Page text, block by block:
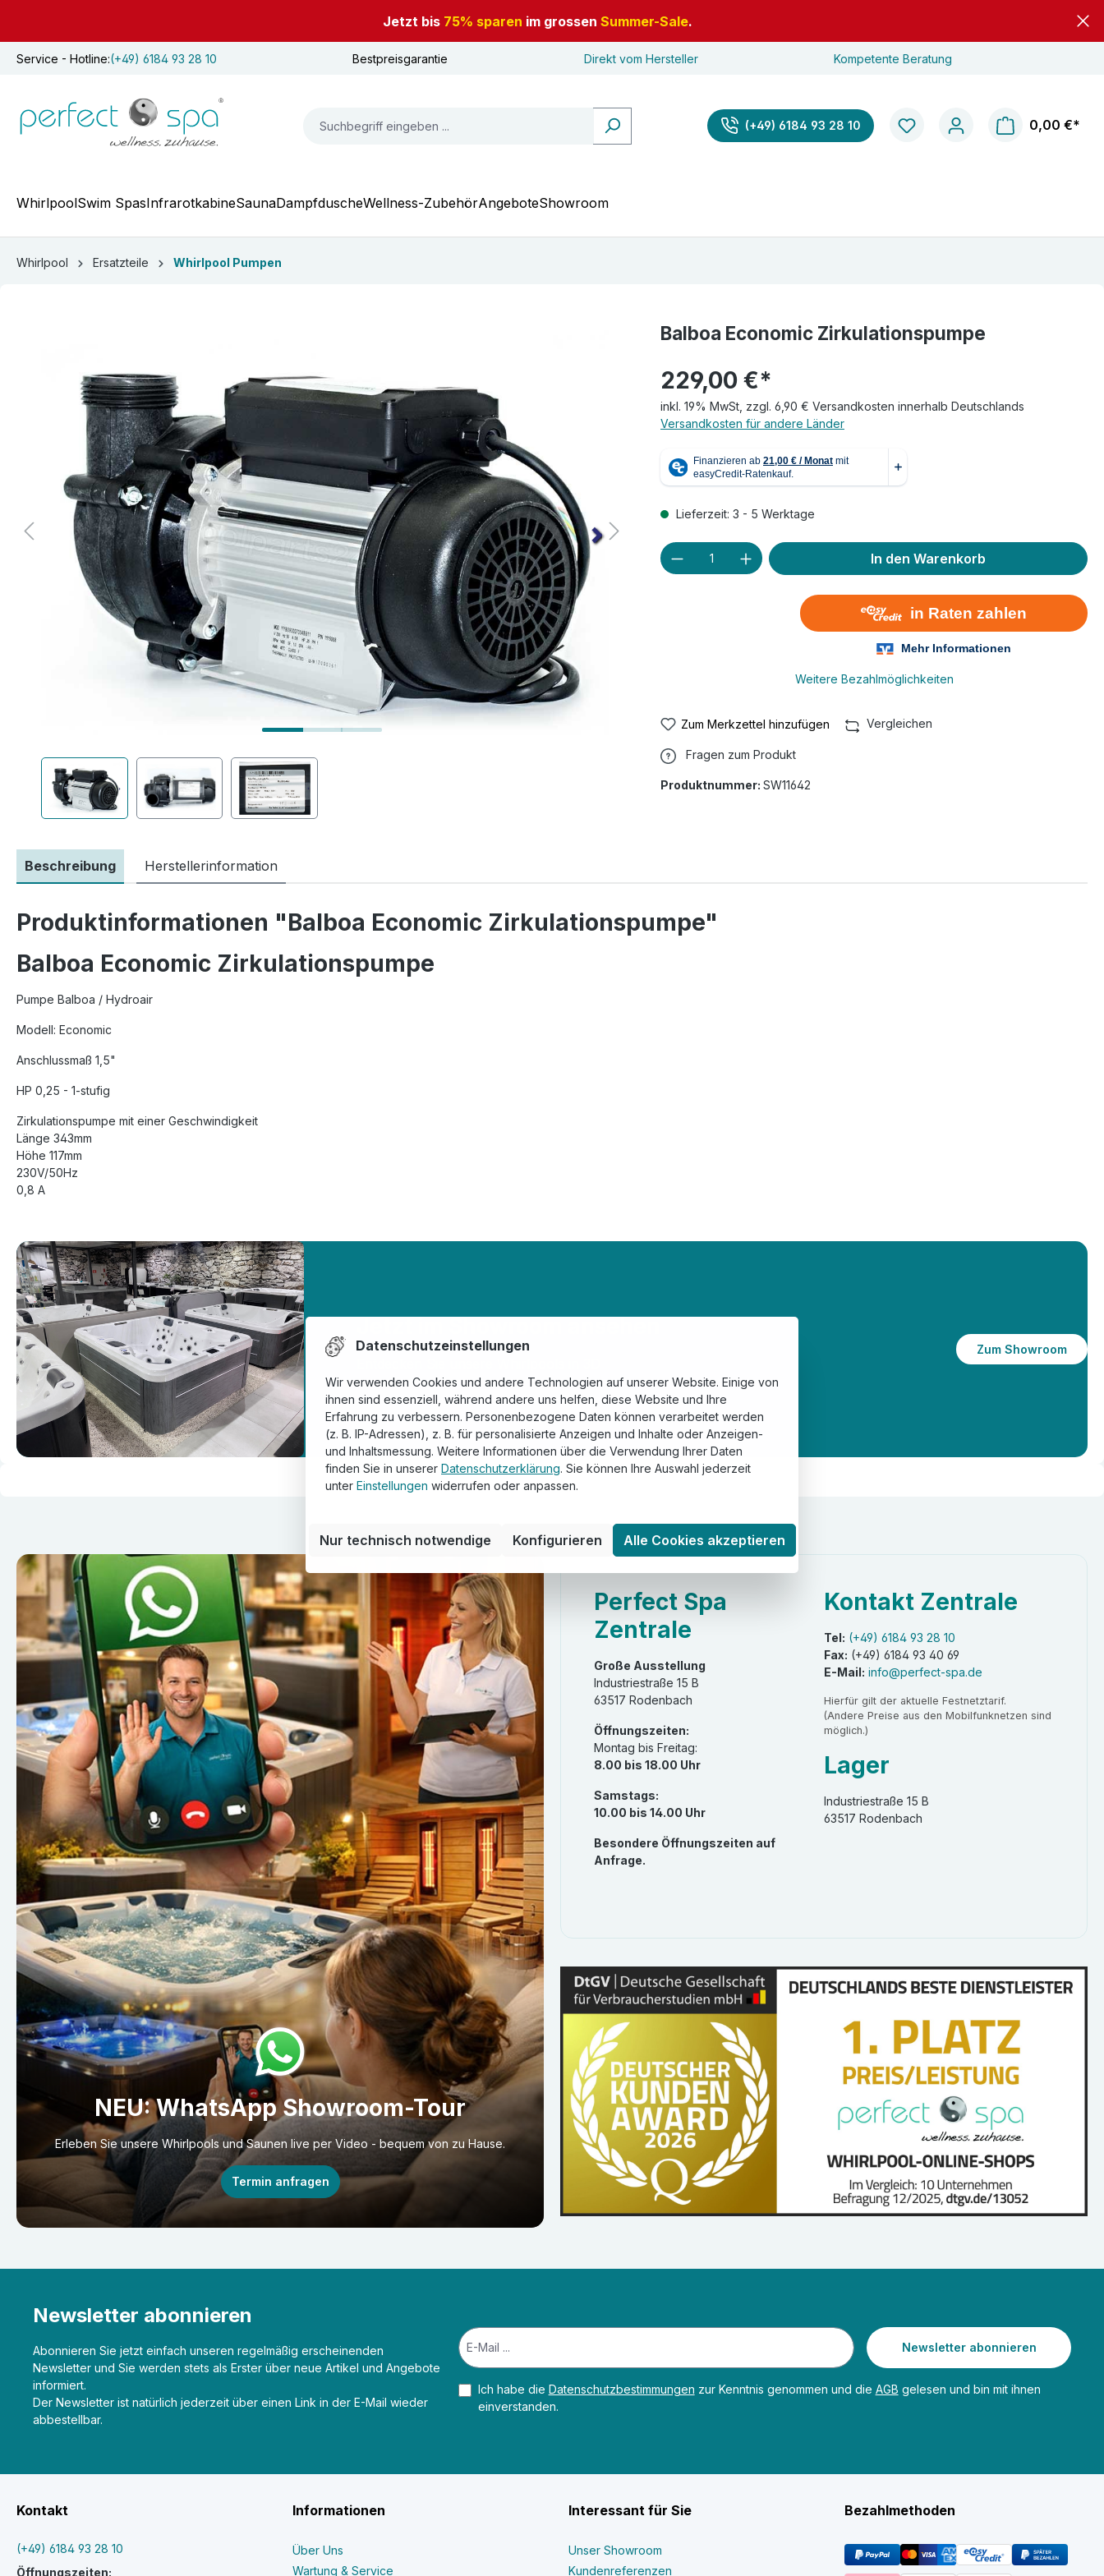
Jetzt bis 75% sparen im grossen Summer-Sale.
Service - Hotline:(+49) 6184 93 28 10 Bestpreisgarantie Direkt vom Hersteller Kompetente Beratung
(+49) 6184 93 28 10 0,00 €*
WhirlpoolSwim SpasInfrarotkabineSaunaDampfduscheWellness-ZubehörAngeboteShowroom
Whirlpool Ersatzteile Whirlpool Pumpen
Balboa Economic Zirkulationspumpe
229,00 €*
inkl. 19% MwSt, zzgl. 6,90 € Versandkosten innerhalb Deutschlands
Versandkosten für andere Länder
Lieferzeit: 3 - 5 Werktage
Produkt Anzahl: Gib den gewünschten Wert
In den Warenkorb
Weitere Bezahlmöglichkeiten
Zum Merkzettel hinzufügen Vergleichen
Fragen zum Produkt
Produktnummer: SW11642
Beschreibung Herstellerinformation
Produktinformationen "Balboa Economic Zirkulationspumpe"
Balboa Economic Zirkulationspumpe
Pumpe Balboa / Hydroair
Modell: Economic
Anschlussmaß 1,5"
HP 0,25 - 1-stufig
Zirkulationspumpe mit einer Geschwindigkeit
Länge 343mm
Höhe 117mm
230V/50Hz
0,8 A
Zum Showroom
NEU: WhatsApp Showroom-Tour
Erleben Sie unsere Whirlpools und Saunen live per Video - bequem von zu Hause.
Termin anfragen
Perfect Spa
Zentrale
Große Ausstellung
Industriestraße 15 B
63517 Rodenbach
Öffnungszeiten:
Montag bis Freitag:
8.00 bis 18.00 Uhr
Samstags:
10.00 bis 14.00 Uhr
Besondere Öffnungszeiten auf
Anfrage.
Kontakt Zentrale
Tel: (+49) 6184 93 28 10
Fax: (+49) 6184 93 40 69
E-Mail: info@perfect-spa.de
Hierfür gilt der aktuelle Festnetztarif.
(Andere Preise aus den Mobilfunknetzen sind
möglich.)
Lager
Industriestraße 15 B
63517 Rodenbach
Newsletter abonnieren
Abonnieren Sie jetzt einfach unseren regelmäßig erscheinenden
Newsletter und Sie werden stets als Erster über neue Artikel und Angebote
informiert.
Der Newsletter ist natürlich jederzeit über einen Link in der E-Mail wieder
abbestellbar.
Newsletter abonnieren
Ich habe die Datenschutzbestimmungen zur Kenntnis genommen und die AGB gelesen und bin mit ihnen
einverstanden.
Kontakt
(+49) 6184 93 28 10
Öffnungszeiten:
Informationen
Über Uns
Wartung & Service
Interessant für Sie
Unser Showroom
Kundenreferenzen
Bezahlmethoden
Datenschutzeinstellungen
Wir verwenden Cookies und andere Technologien auf unserer Website. Einige von
ihnen sind essenziell, während andere uns helfen, diese Website und Ihre
Erfahrung zu verbessern. Personenbezogene Daten können verarbeitet werden
(z. B. IP-Adressen), z. B. für personalisierte Anzeigen und Inhalte oder Anzeigen-
und Inhaltsmessung. Weitere Informationen über die Verwendung Ihrer Daten
finden Sie in unserer Datenschutzerklärung. Sie können Ihre Auswahl jederzeit
unter Einstellungen widerrufen oder anpassen.
Nur technisch notwendige Konfigurieren Alle Cookies akzeptieren